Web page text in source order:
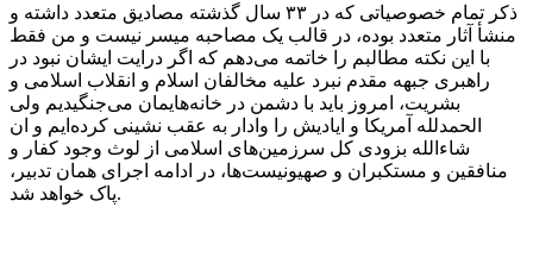
ذکر تمام خصوصیاتی که در ۳۳ سال گذشته مصادیق متعدد داشته و
منشأ آثار متعدد بوده، در قالب یک مصاحبه میسر نیست و من فقط
با این نکته مطالبم را خاتمه می‌دهم که اگر درایت ایشان نبود در
راهبری جبهه مقدم نبرد علیه مخالفان اسلام و انقلاب اسلامی و
بشریت، امروز باید با دشمن در خانه‌هایمان می‌جنگیدیم ولی
الحمدلله آمریکا و ایادیش را وادار به عقب نشینی کرده‌ایم و ان
شاءالله بزودی کل سرزمین‌های اسلامی از لوث وجود کفار و
منافقین و مستکبران و صهیونیست‌ها، در ادامه اجرای همان تدبیر،
پاک خواهد شد.